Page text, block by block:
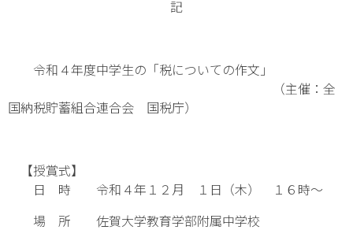
記
令和４年度中学生の「税についての作文」
（主催：全
国納税貯蓄組合連合会 国税庁）
【授賞式】
日 時 令和４年１２月 １日（木） １６時～
場 所 佐賀大学教育学部附属中学校